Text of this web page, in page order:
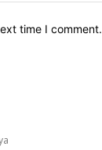
time I comment.